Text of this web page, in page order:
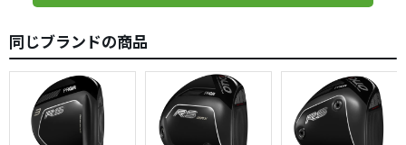
同じブランドの商品